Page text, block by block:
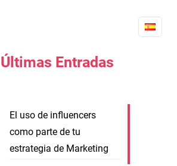
Últimas Entradas
El uso de influencers
como parte de tu
estrategia de Marketing